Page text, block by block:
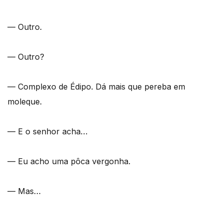
— Outro.
— Outro?
— Complexo de Édipo. Dá mais que pereba em
moleque.
— E o senhor acha…
— Eu acho uma pôca vergonha.
— Mas…